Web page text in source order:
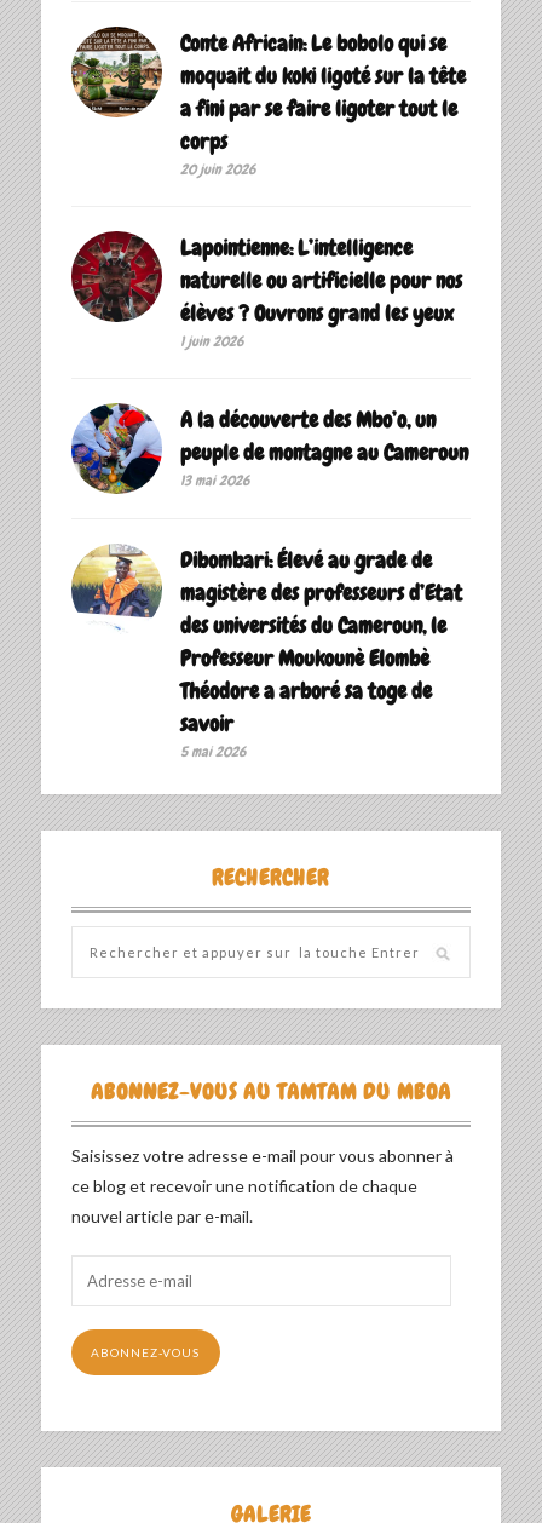
Conte Africain: Le bobolo qui se
moquait du koki ligoté sur la tête
a fini par se faire ligoter tout le
corps
20 juin 2026
Lapointienne: L’intelligence
naturelle ou artificielle pour nos
élèves ? Ouvrons grand les yeux
1 juin 2026
A la découverte des Mbo’o, un
peuple de montagne au Cameroun
13 mai 2026
Dibombari: Élevé au grade de
magistère des professeurs d’Etat
des universités du Cameroun, le
Professeur Moukounè Elombè
Théodore a arboré sa toge de
savoir ‎
5 mai 2026
RECHERCHER
ABONNEZ-VOUS AU TAMTAM DU MBOA
Saisissez votre adresse e-mail pour vous abonner à
ce blog et recevoir une notification de chaque
nouvel article par e-mail.
mail
ABONNEZ-VOUS
GALERIE